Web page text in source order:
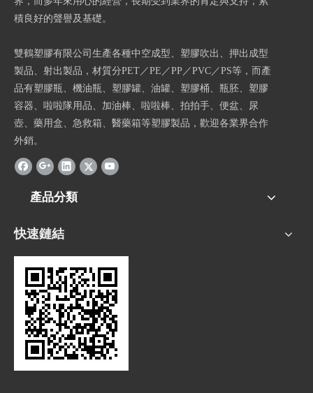
積良好的聲譽及基礎。
雙鶴塑膠有限公司生產各種中空成型、塑膠吹出、押出成型
製品、射出製品，材質分PET／PE／PP／PVC／PS等，而產
品有塑膠瓶、機油瓶、塑膠罐、油罐、塑膠桶、瓶胚、塑膠
容器、啦啦隊用品、加油棒、啦啦棒、拍拍手、便盆、尿
壺、藥用盒、急救箱、醫藥箱等塑膠製品，歡迎各業界合作
外銷。
產品分類
快速鏈結